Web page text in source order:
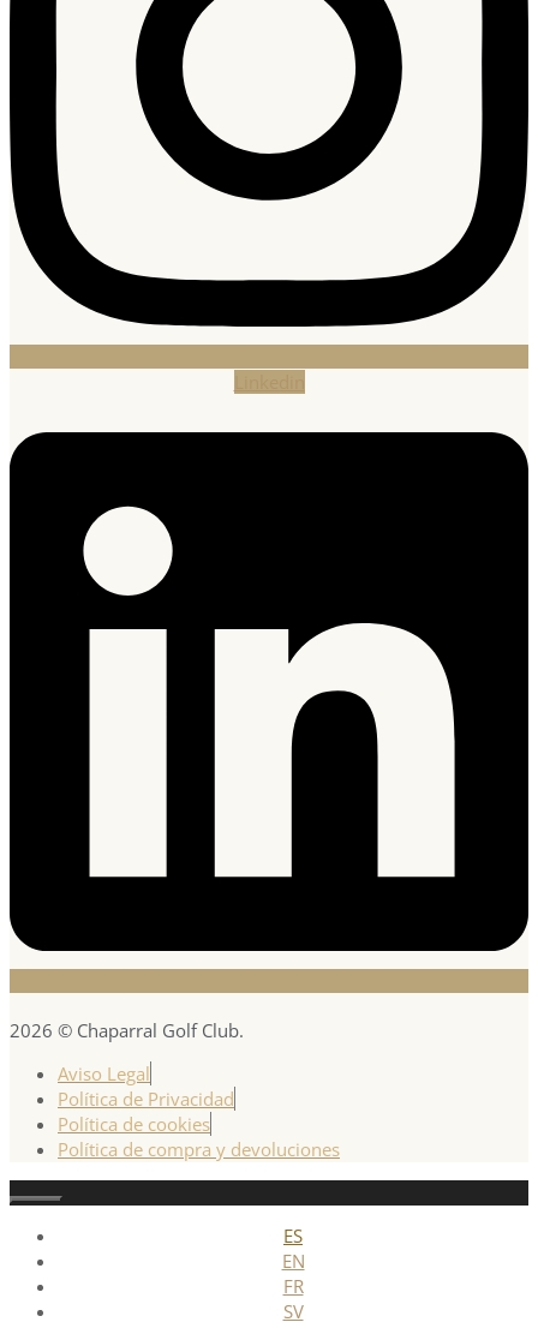
2026 © Chaparral Golf Club.
Aviso Legal
Política de Privacidad
Política de cookies
Política de compra y devoluciones
Cerrar
ES
EN
FR
SV